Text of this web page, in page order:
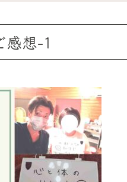
感想-1